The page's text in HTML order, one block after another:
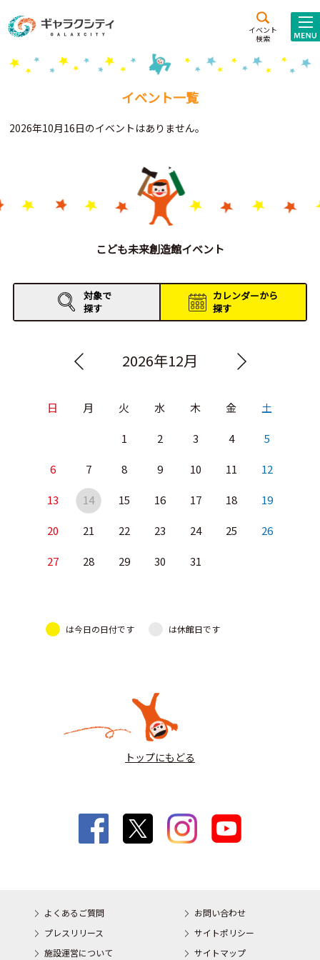
イベント
検索
施設案内
こども
西新井
施設･
Gがくえん
お知らせ
イベントレポート
イベント一覧
2026年10月16日のイベントはありません。
こども未来創造館イベント
対象で
探す
カレンダーから
探す
2026年12月
日 月 火 水 木 金 土
1 2 3 4 5
6 7 8 9 10 11 12
13 14 15 16 17 18 19
20 21 22 23 24 25 26
27 28 29 30 31
は今日の日付です は休館日です
トップにもどる
よくあるご質問
お問い合わせ
プレスリリース
サイトポリシー
施設運営について
サイトマップ